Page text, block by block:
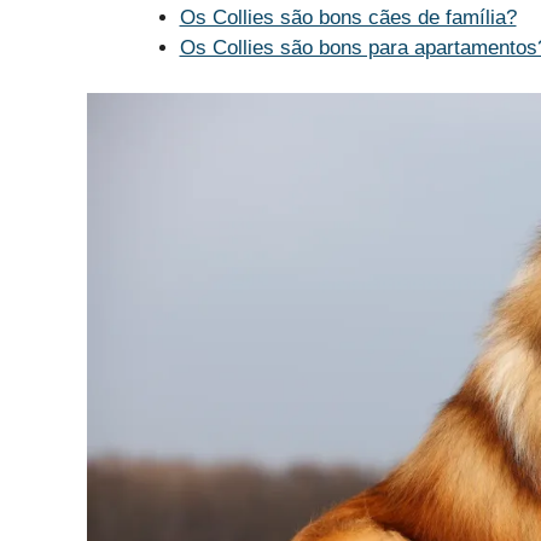
Os Collies são bons cães de família?
Os Collies são bons para